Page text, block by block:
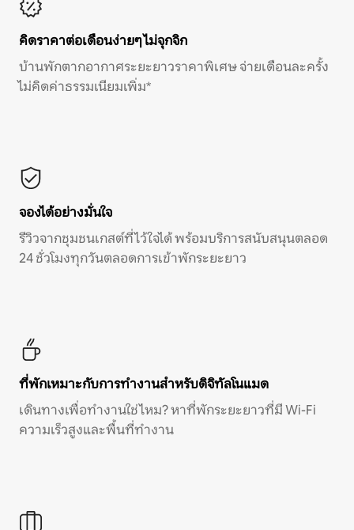
คิดราคาต่อเดือนง่ายๆ ไม่จุกจิก
บ้านพักตากอากาศระยะยาวราคาพิเศษ จ่ายเดือนละครั้ง
ไม่คิดค่าธรรมเนียมเพิ่ม*
จองได้อย่างมั่นใจ
รีวิวจากชุมชนเกสต์ที่ไว้ใจได้ พร้อมบริการสนับสนุนตลอด
24 ชั่วโมงทุกวันตลอดการเข้าพักระยะยาว
ที่พักเหมาะกับการทำงานสำหรับดิจิทัลโนแมด
เดินทางเพื่อทำงานใช่ไหม? หาที่พักระยะยาวที่มี Wi-Fi
ความเร็วสูงและพื้นที่ทำงาน